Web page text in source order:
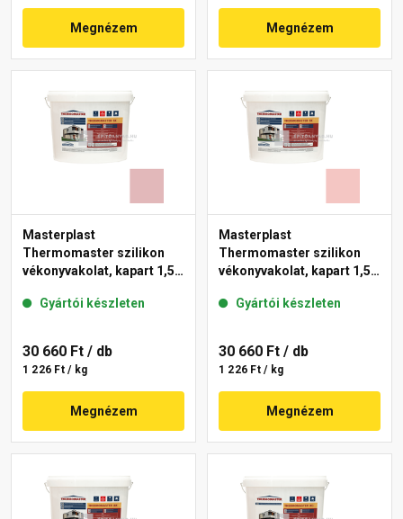
Megnézem Megnézem
Masterplast
Thermomaster szilikon
vékonyvakolat, kapart 1,5
Gyártói készleten
30 660 Ft / db
1 226 Ft / kg
Megnézem
Masterplast
Thermomaster szilikon
vékonyvakolat, kapart 1,5
Gyártói készleten
30 660 Ft / db
1 226 Ft / kg
Megnézem